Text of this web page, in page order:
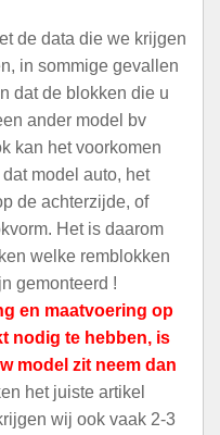
de data die we krijgen
in sommige gevallen
dat de blokken die u
ander model bv
kan het voorkomen
model auto, het
de achterzijde, of
Het is daarom
welke remblokken
gemonteerd !
en maatvoering op
nodig te hebben, is
model zit neem dan
het juiste artikel
wij ook vaak 2-3